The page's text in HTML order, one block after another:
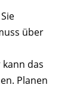
über
das
Planen